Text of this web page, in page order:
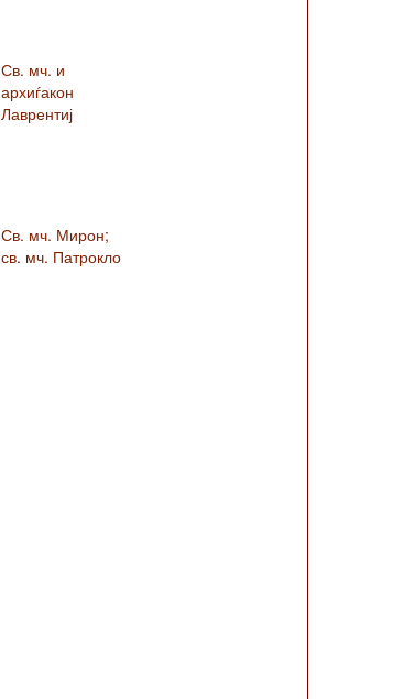
Св. мч. и
архиѓакон
Лаврентиј
Св. мч. Мирон;
св. мч. Патрокло